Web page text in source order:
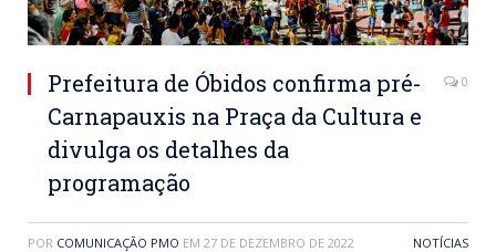
Prefeitura de Óbidos confirma pré-
Carnapauxis na Praça da Cultura e
divulga os detalhes da
programação
0
POR COMUNICAÇÃO PMO EM 27 DE DEZEMBRO DE 2022 NOTÍCIAS